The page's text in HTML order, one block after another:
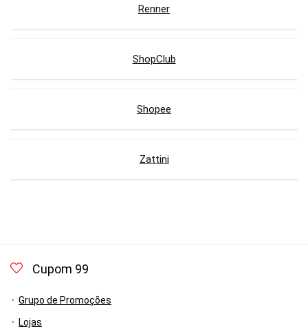
Renner
ShopClub
Shopee
Zattini
Cupom 99
Grupo de Promoções
Lojas